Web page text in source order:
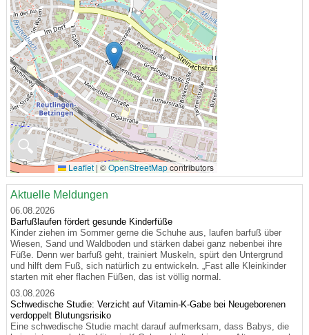
🔍
Leaflet |©OpenStreetMapcontributors
Aktuelle Meldungen
06.08.2026
Barfußlaufen fördert gesunde Kinderfüße
Kinder ziehen im Sommer gerne die Schuhe aus, laufen barfuß über
Wiesen, Sand und Waldboden und stärken dabei ganz nebenbei ihre
Füße. Denn wer barfuß geht, trainiert Muskeln, spürt den Untergrund
und hilft dem Fuß, sich natürlich zu entwickeln. „Fast alle Kleinkinder
starten mit eher flachen Füßen, das ist völlig normal.
03.08.2026
Schwedische Studie: Verzicht auf Vitamin-K-Gabe bei Neugeborenen
verdoppelt Blutungsrisiko
Eine schwedische Studie macht darauf aufmerksam, dass Babys, die